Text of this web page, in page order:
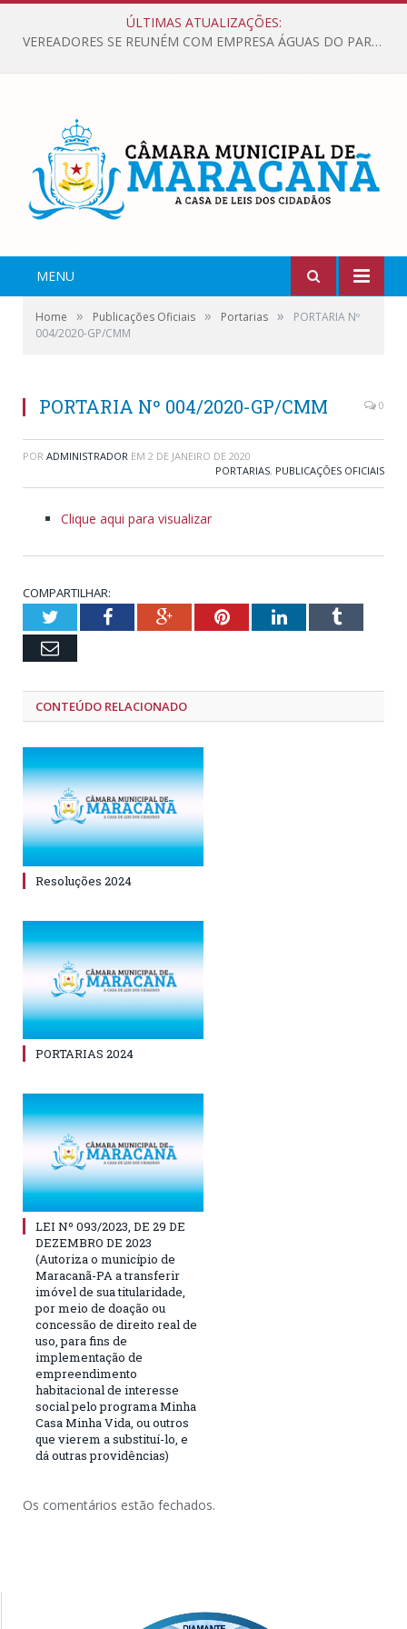
ÚLTIMAS ATUALIZAÇÕES:
VEREADORES SE REUNÉM COM EMPRESA ÁGUAS DO PARÁ, PARA APRESENTAR REIVINDICAÇÕES E MELHORIAS NA QUALIDADE DOS SERVIÇOS OFERECIDOS Á POPULAÇÃO.
MENU
Home » Publicações Oficiais » Portarias »
PORTARIA Nº
004/2020-GP/CMM
PORTARIA Nº 004/2020-GP/CMM 0
POR ADMINISTRADOR EM 2 DE JANEIRO DE 2020
PORTARIAS, PUBLICAÇÕES OFICIAIS
Clique aqui para visualizar
COMPARTILHAR:
TwitterFacebookGoogle+PinterestLinkedInTumblr
Email
CONTEÚDO RELACIONADO
Resoluções 2024
PORTARIAS 2024
LEI Nº 093/2023, DE 29 DE
DEZEMBRO DE 2023
(Autoriza o município de
Maracanã-PA a transferir
imóvel de sua titularidade,
por meio de doação ou
concessão de direito real de
uso, para fins de
implementação de
empreendimento
habitacional de interesse
social pelo programa Minha
Casa Minha Vida, ou outros
que vierem a substituí-lo, e
dá outras providências)
Os comentários estão fechados.